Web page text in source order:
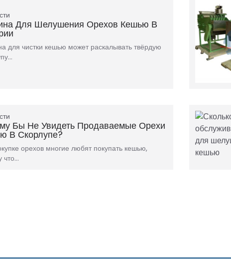
Для Шелушения Орехов Кешью В
для чистки кешью может раскалывать твёрдую
Бы Не Увидеть Продаваемые Орехи
В Скорлупе?
орехов многие любят покупать кешью,
что…